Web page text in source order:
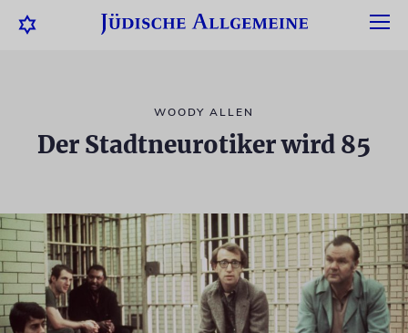
WOODY ALLEN
Der Stadtneurotiker wird 85